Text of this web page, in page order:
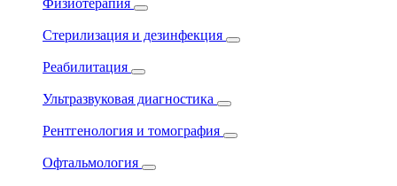
Физиотерапия
Стерилизация и дезинфекция
Реабилитация
Ультразвуковая диагностика
Рентгенология и томография
Офтальмология